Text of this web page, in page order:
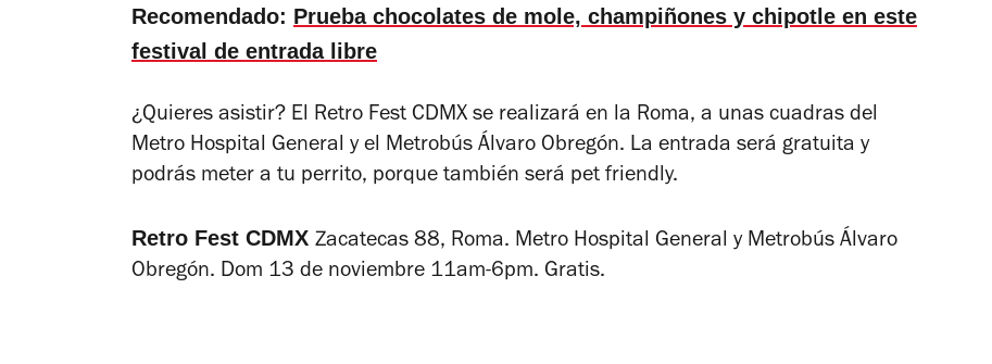
Recomendado: Prueba chocolates de mole, champiñones y chipotle en este
festival de entrada libre
¿Quieres asistir? El Retro Fest CDMX se realizará en la Roma, a unas cuadras del
Metro Hospital General y el Metrobús Álvaro Obregón. La entrada será gratuita y
podrás meter a tu perrito, porque también será pet friendly.
Retro Fest CDMX Zacatecas 88, Roma. Metro Hospital General y Metrobús Álvaro
Obregón. Dom 13 de noviembre 11am-6pm. Gratis.